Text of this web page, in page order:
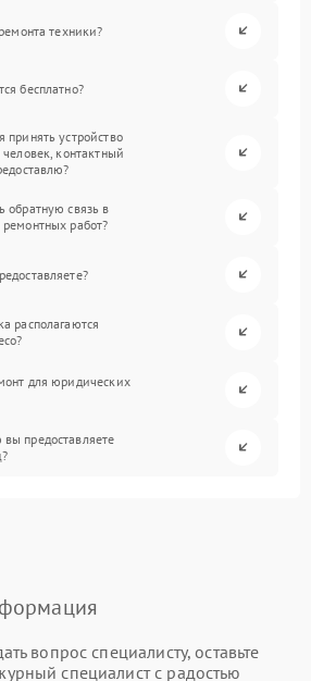
техники?
бесплатно?
устройство
контактный
обратную связь в
работ?
располагаются
для юридических
предоставляете
вопрос специалисту, оставьте
специалист с радостью